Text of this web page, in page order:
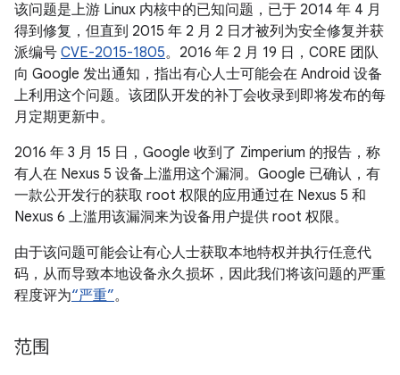
该问题是上游 Linux 内核中的已知问题，已于 2014 年 4 月
得到修复，但直到 2015 年 2 月 2 日才被列为安全修复并获
派编号 CVE-2015-1805。2016 年 2 月 19 日，C0RE 团队
向 Google 发出通知，指出有心人士可能会在 Android 设备
上利用这个问题。该团队开发的补丁会收录到即将发布的每
月定期更新中。
2016 年 3 月 15 日，Google 收到了 Zimperium 的报告，称
有人在 Nexus 5 设备上滥用这个漏洞。Google 已确认，有
一款公开发行的获取 root 权限的应用通过在 Nexus 5 和
Nexus 6 上滥用该漏洞来为设备用户提供 root 权限。
由于该问题可能会让有心人士获取本地特权并执行任意代
码，从而导致本地设备永久损坏，因此我们将该问题的严重
程度评为“严重”。
范围